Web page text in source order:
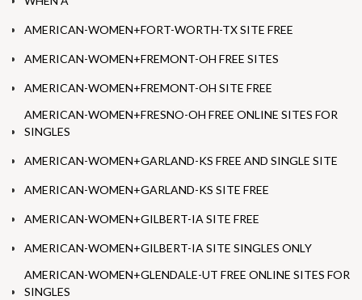
AMERICAN-WOMEN+FORT-WORTH-TX SITE FREE
AMERICAN-WOMEN+FREMONT-OH FREE SITES
AMERICAN-WOMEN+FREMONT-OH SITE FREE
AMERICAN-WOMEN+FRESNO-OH FREE ONLINE SITES FOR
SINGLES
AMERICAN-WOMEN+GARLAND-KS FREE AND SINGLE SITE
AMERICAN-WOMEN+GARLAND-KS SITE FREE
AMERICAN-WOMEN+GILBERT-IA SITE FREE
AMERICAN-WOMEN+GILBERT-IA SITE SINGLES ONLY
AMERICAN-WOMEN+GLENDALE-UT FREE ONLINE SITES FOR
SINGLES